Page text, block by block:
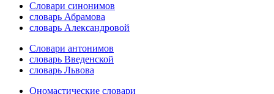
Словари синонимов
словарь Абрамова
словарь Александровой
Словари антонимов
словарь Введенской
словарь Львова
Ономастические словари